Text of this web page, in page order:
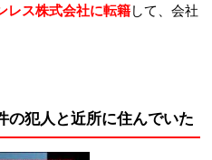
レス株式会社に転籍して、会社
の犯人と近所に住んでいた